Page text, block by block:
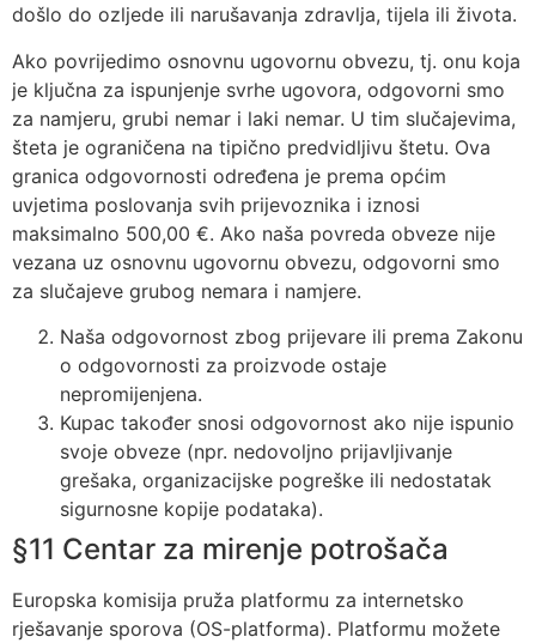
došlo do ozljede ili narušavanja zdravlja, tijela ili života.
Ako povrijedimo osnovnu ugovornu obvezu, tj. onu koja
je ključna za ispunjenje svrhe ugovora, odgovorni smo
za namjeru, grubi nemar i laki nemar. U tim slučajevima,
šteta je ograničena na tipično predvidljivu štetu. Ova
granica odgovornosti određena je prema općim
uvjetima poslovanja svih prijevoznika i iznosi
maksimalno 500,00 €. Ako naša povreda obveze nije
vezana uz osnovnu ugovornu obvezu, odgovorni smo
za slučajeve grubog nemara i namjere.
Naša odgovornost zbog prijevare ili prema Zakonu
o odgovornosti za proizvode ostaje
nepromijenjena.
Kupac također snosi odgovornost ako nije ispunio
svoje obveze (npr. nedovoljno prijavljivanje
grešaka, organizacijske pogreške ili nedostatak
sigurnosne kopije podataka).
§11 Centar za mirenje potrošača
Europska komisija pruža platformu za internetsko
rješavanje sporova (OS-platforma). Platformu možete